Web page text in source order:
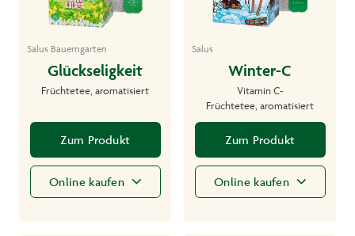
Salus Bauerngarten
Glückseligkeit
Früchtetee, aromatisiert
Zum Produkt
Online kaufen
Salus
Winter-C
Vitamin C-
Früchtetee, aromatisiert
Zum Produkt
Online kaufen